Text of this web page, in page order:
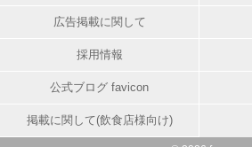
広告掲載に関して
採用情報
公式ブログ favicon
掲載に関して(飲食店様向け)